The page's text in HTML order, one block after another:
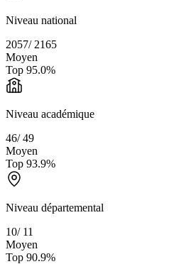
Niveau national
2057/ 2165
Moyen
Top 95.0%
Niveau académique
46/49
Moyen
Top 93.9%
Niveau départemental
10/ 11
Moyen
Top 90.9%